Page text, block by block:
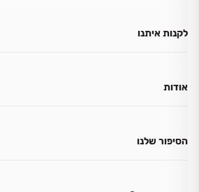
החזרות
לקנות איתנו
גיפט קארד
אודות
שמירת פרטיות
הסיפור שלנו